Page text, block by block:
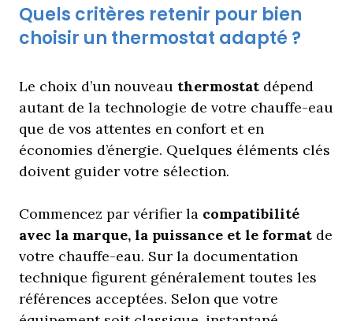
Quels critères retenir pour bien
choisir un thermostat adapté ?
Le choix d’un nouveau thermostat dépend
autant de la technologie de votre chauffe-eau
que de vos attentes en confort et en
économies d’énergie. Quelques éléments clés
doivent guider votre sélection.
Commencez par vérifier la compatibilité
avec la marque, la puissance et le format de
votre chauffe-eau. Sur la documentation
technique figurent généralement toutes les
références acceptées. Selon que votre